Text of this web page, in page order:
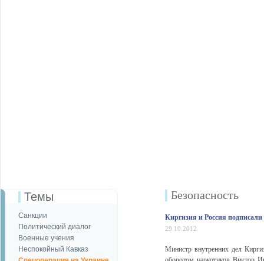
Темы
Санкции
Политический диалог
Военные учения
Неспокойный Кавказ
Безопаcность
Киргизия и Россия подписали
29.10.2012
Министр внутренних дел